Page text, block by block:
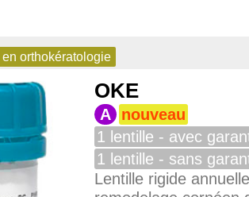
orthokératologie
OKE
A
nouveau
1 lentille - avec
1 lentille - sans
Lentille rigide